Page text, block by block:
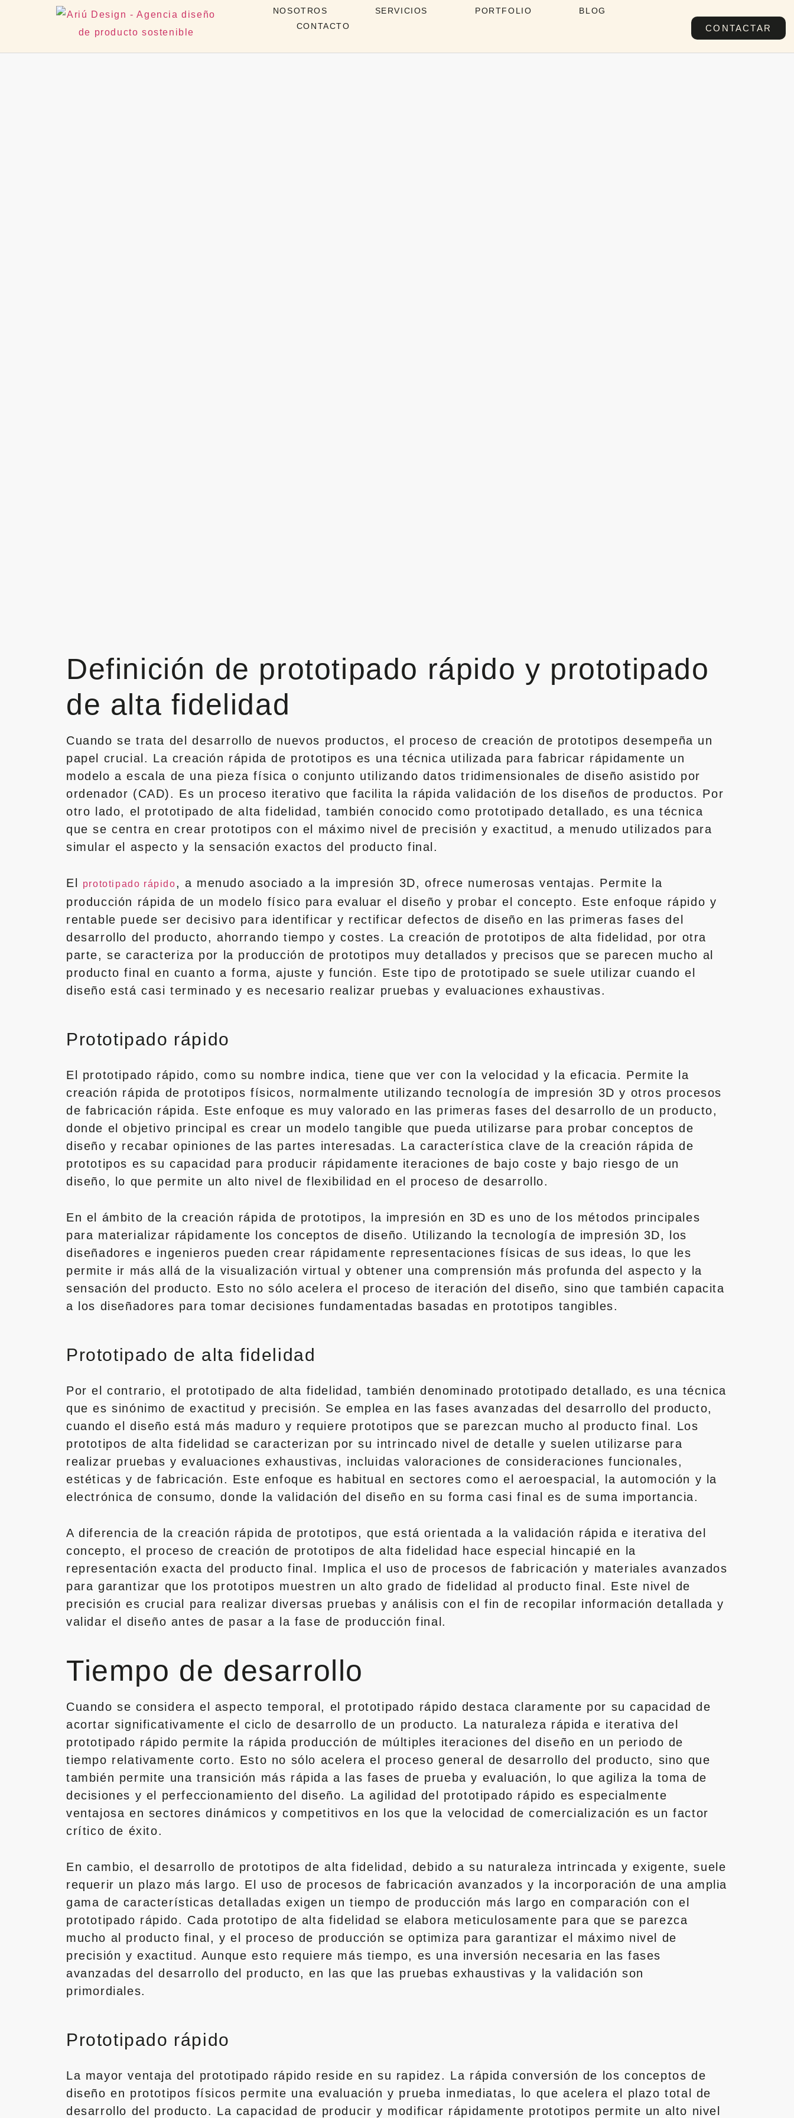
NOSOTROS SERVICIOS PORTFOLIO
BLOG
CONTACTO
CONTACTAR
Definición de prototipado rápido y prototipado
de alta fidelidad
Cuando se trata del desarrollo de nuevos productos, el proceso de creación de prototipos desempeña un
papel crucial. La creación rápida de prototipos es una técnica utilizada para fabricar rápidamente un
modelo a escala de una pieza física o conjunto utilizando datos tridimensionales de diseño asistido por
ordenador (CAD). Es un proceso iterativo que facilita la rápida validación de los diseños de productos. Por
otro lado, el prototipado de alta fidelidad, también conocido como prototipado detallado, es una técnica
que se centra en crear prototipos con el máximo nivel de precisión y exactitud, a menudo utilizados para
simular el aspecto y la sensación exactos del producto final.
El prototipado rápido, a menudo asociado a la impresión 3D, ofrece numerosas ventajas. Permite la
producción rápida de un modelo físico para evaluar el diseño y probar el concepto. Este enfoque rápido y
rentable puede ser decisivo para identificar y rectificar defectos de diseño en las primeras fases del
desarrollo del producto, ahorrando tiempo y costes. La creación de prototipos de alta fidelidad, por otra
parte, se caracteriza por la producción de prototipos muy detallados y precisos que se parecen mucho al
producto final en cuanto a forma, ajuste y función. Este tipo de prototipado se suele utilizar cuando el
diseño está casi terminado y es necesario realizar pruebas y evaluaciones exhaustivas.
Prototipado rápido
El prototipado rápido, como su nombre indica, tiene que ver con la velocidad y la eficacia. Permite la
creación rápida de prototipos físicos, normalmente utilizando tecnología de impresión 3D y otros procesos
de fabricación rápida. Este enfoque es muy valorado en las primeras fases del desarrollo de un producto,
donde el objetivo principal es crear un modelo tangible que pueda utilizarse para probar conceptos de
diseño y recabar opiniones de las partes interesadas. La característica clave de la creación rápida de
prototipos es su capacidad para producir rápidamente iteraciones de bajo coste y bajo riesgo de un
diseño, lo que permite un alto nivel de flexibilidad en el proceso de desarrollo.
En el ámbito de la creación rápida de prototipos, la impresión en 3D es uno de los métodos principales
para materializar rápidamente los conceptos de diseño. Utilizando la tecnología de impresión 3D, los
diseñadores e ingenieros pueden crear rápidamente representaciones físicas de sus ideas, lo que les
permite ir más allá de la visualización virtual y obtener una comprensión más profunda del aspecto y la
sensación del producto. Esto no sólo acelera el proceso de iteración del diseño, sino que también capacita
a los diseñadores para tomar decisiones fundamentadas basadas en prototipos tangibles.
Prototipado de alta fidelidad
Por el contrario, el prototipado de alta fidelidad, también denominado prototipado detallado, es una técnica
que es sinónimo de exactitud y precisión. Se emplea en las fases avanzadas del desarrollo del producto,
cuando el diseño está más maduro y requiere prototipos que se parezcan mucho al producto final. Los
prototipos de alta fidelidad se caracterizan por su intrincado nivel de detalle y suelen utilizarse para
realizar pruebas y evaluaciones exhaustivas, incluidas valoraciones de consideraciones funcionales,
estéticas y de fabricación. Este enfoque es habitual en sectores como el aeroespacial, la automoción y la
electrónica de consumo, donde la validación del diseño en su forma casi final es de suma importancia.
A diferencia de la creación rápida de prototipos, que está orientada a la validación rápida e iterativa del
concepto, el proceso de creación de prototipos de alta fidelidad hace especial hincapié en la
representación exacta del producto final. Implica el uso de procesos de fabricación y materiales avanzados
para garantizar que los prototipos muestren un alto grado de fidelidad al producto final. Este nivel de
precisión es crucial para realizar diversas pruebas y análisis con el fin de recopilar información detallada y
validar el diseño antes de pasar a la fase de producción final.
Tiempo de desarrollo
Cuando se considera el aspecto temporal, el prototipado rápido destaca claramente por su capacidad de
acortar significativamente el ciclo de desarrollo de un producto. La naturaleza rápida e iterativa del
prototipado rápido permite la rápida producción de múltiples iteraciones del diseño en un periodo de
tiempo relativamente corto. Esto no sólo acelera el proceso general de desarrollo del producto, sino que
también permite una transición más rápida a las fases de prueba y evaluación, lo que agiliza la toma de
decisiones y el perfeccionamiento del diseño. La agilidad del prototipado rápido es especialmente
ventajosa en sectores dinámicos y competitivos en los que la velocidad de comercialización es un factor
crítico de éxito.
En cambio, el desarrollo de prototipos de alta fidelidad, debido a su naturaleza intrincada y exigente, suele
requerir un plazo más largo. El uso de procesos de fabricación avanzados y la incorporación de una amplia
gama de características detalladas exigen un tiempo de producción más largo en comparación con el
prototipado rápido. Cada prototipo de alta fidelidad se elabora meticulosamente para que se parezca
mucho al producto final, y el proceso de producción se optimiza para garantizar el máximo nivel de
precisión y exactitud. Aunque esto requiere más tiempo, es una inversión necesaria en las fases
avanzadas del desarrollo del producto, en las que las pruebas exhaustivas y la validación son
primordiales.
Prototipado rápido
La mayor ventaja del prototipado rápido reside en su rapidez. La rápida conversión de los conceptos de
diseño en prototipos físicos permite una evaluación y prueba inmediatas, lo que acelera el plazo total de
desarrollo del producto. La capacidad de producir y modificar rápidamente prototipos permite un alto nivel